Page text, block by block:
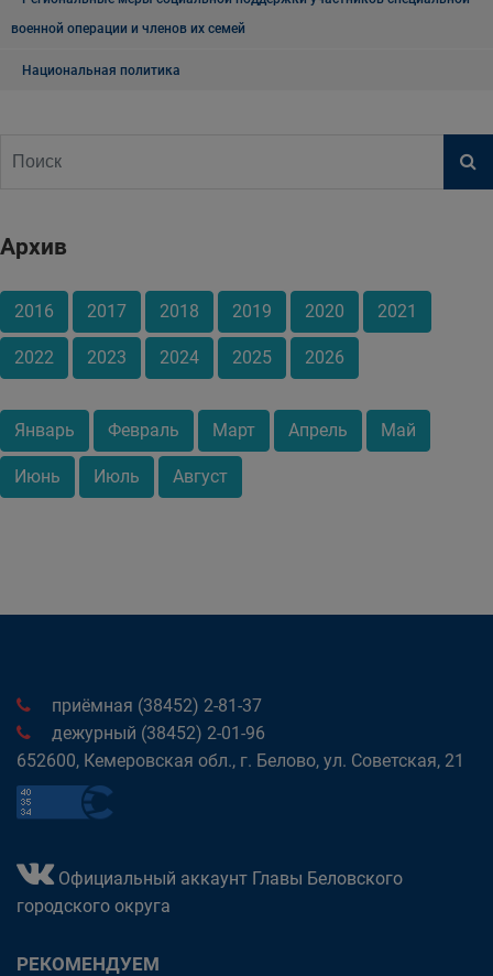
военной операции и членов их семей
Национальная политика
Архив
2016 2017 2018 2019 2020 2021
2022 2023 2024 2025 2026
Январь Февраль Март Апрель Май
Июнь Июль Август
приёмная (38452) 2-81-37
дежурный (38452) 2-01-96
652600, Кемеровская обл., г. Белово, ул. Советская, 21
Официальный аккаунт Главы Беловского
городского округа
РЕКОМЕНДУЕМ